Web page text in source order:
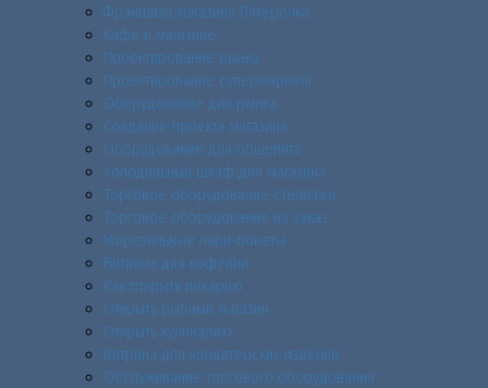
Франшиза магазина Пятёрочка
Кафе в магазине
Проектирование рынка
Проектирование супермаркета
Оборудование для рынка
Создание проекта магазина
Оборудование для общепита
Холодильный шкаф для магазина
Торговое оборудование стеллажи
Торговое оборудование на заказ
Морозильные лари-бонеты
Витрина для кофейни
Как открыть пекарню
Открыть рыбный магазин
Открыть кулинарию
Витрина для кондитерских изделий
Обслуживание торгового оборудования